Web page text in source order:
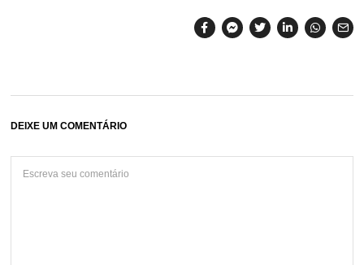
DEIXE UM COMENTÁRIO